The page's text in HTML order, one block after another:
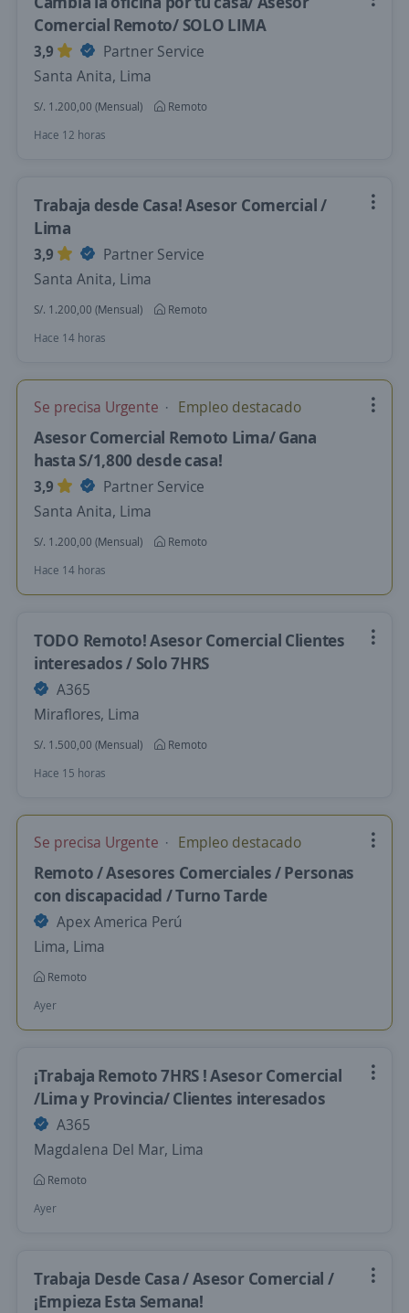
Comercial Remoto/ SOLO LIMA
3,9
Partner Service
Santa Anita, Lima
S/. 1.200,00 (Mensual)
Remoto
Hace 12 horas
Trabaja desde Casa! Asesor Comercial /
Lima
3,9
Partner Service
Santa Anita, Lima
S/. 1.200,00 (Mensual)
Remoto
Hace 14 horas
Se precisa Urgente Empleo destacado
Asesor Comercial Remoto Lima/ Gana
hasta S/1,800 desde casa!
3,9
Partner Service
Santa Anita, Lima
S/. 1.200,00 (Mensual)
Remoto
Hace 14 horas
TODO Remoto! Asesor Comercial Clientes
interesados / Solo 7HRS
A365
Miraflores, Lima
S/. 1.500,00 (Mensual)
Remoto
Hace 15 horas
Se precisa Urgente Empleo destacado
Remoto / Asesores Comerciales / Personas
con discapacidad / Turno Tarde
Apex America Perú
Lima, Lima
Remoto
Ayer
¡Trabaja Remoto 7HRS ! Asesor Comercial
/Lima y Provincia/ Clientes interesados
A365
Magdalena Del Mar, Lima
Remoto
Ayer
Trabaja Desde Casa / Asesor Comercial /
¡Empieza Esta Semana!